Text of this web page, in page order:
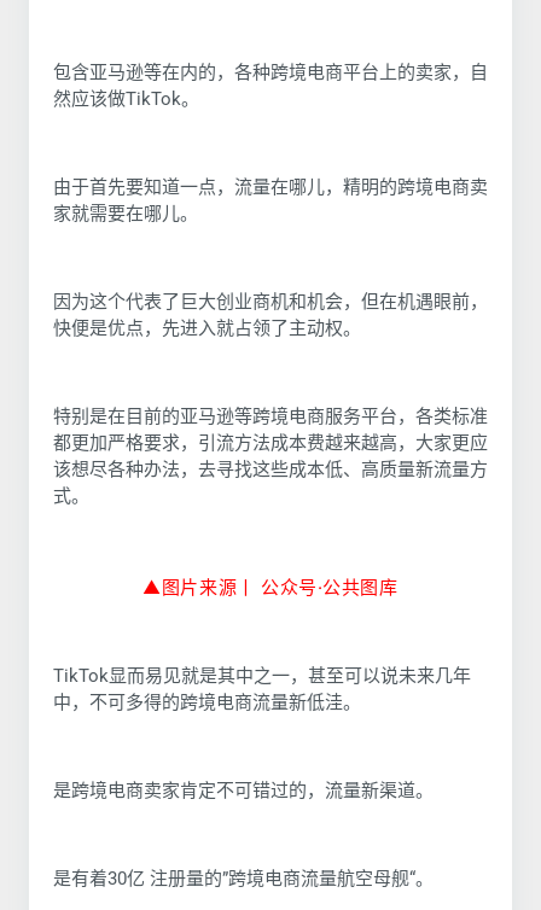
包含亚马逊等在内的，各种跨境电商平台上的卖家，自
然应该做TikTok。
由于首先要知道一点，流量在哪儿，精明的跨境电商卖
家就需要在哪儿。
因为这个代表了巨大创业商机和机会，但在机遇眼前，
快便是优点，先进入就占领了主动权。
特别是在目前的亚马逊等跨境电商服务平台，各类标准
都更加严格要求，引流方法成本费越来越高，大家更应
该想尽各种办法，去寻找这些成本低、高质量新流量方
式。
▲图片来源丨 公众号·公共图库
TikTok显而易见就是其中之一，甚至可以说未来几年
中，不可多得的跨境电商流量新低洼。
是跨境电商卖家肯定不可错过的，流量新渠道。
是有着30亿 注册量的”跨境电商流量航空母舰“。